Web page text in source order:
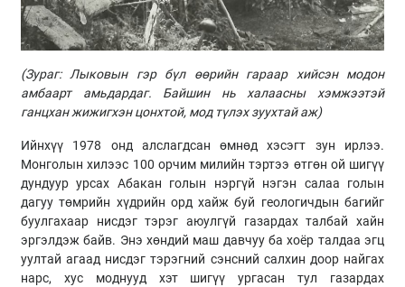
(Зураг:Лыковынгэр бүл өөрийн гараар хийсэн модон
амбаарт амьдардаг. Байшин нь халаасны хэмжээтэй
ганцхан жижигхэн цонхтой, мод түлэх зуухтай аж)
Ийнхүү 1978 онд алслагдсан өмнөд хэсэгт зун ирлээ.
Монголын хилээс 100 орчим милийн тэртээ өтгөн ой шигүү
дундуур урсах Абакан голын нэргүй нэгэн салаа голын
дагуу төмрийн хүдрийн орд хайж буй геологичдын багийг
буулгахаар нисдэг тэрэг аюулгүй газардах талбай хайн
эргэлдэж байв. Энэ хөндий маш давчуу ба хоёр талдаа эгц
уултай агаад нисдэг тэрэгний сэнсний салхин доор найгах
нарс, хус моднууд хэт шигүү ургасан тул газардах